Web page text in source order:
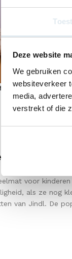
Deze website
We gebruiken
websiteverkeer
media,
verstrekt of die
voor
als ze nog
van Jindl. De